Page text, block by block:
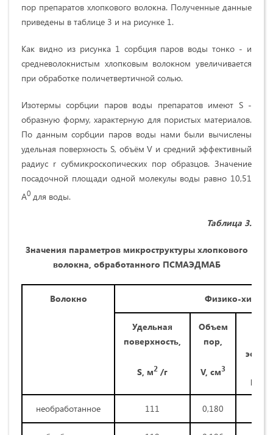
пор препаратов хлопкового волокна. Полученные данные
приведены в таблице 3 и на рисунке 1.
Как видно из рисунка 1 сорбция паров воды тонко - и
средневолокнистым хлопковым волокном увеличивается
при обработке поличетвертичной солью.
Изотермы сорбции паров воды препаратов имеют S -
образную форму, характерную для пористых материалов.
По данным сорбции паров воды нами были вычислены
удельная поверхность S, объём V и средний эффективный
радиус r субмикроскопических пор образцов. Значение
посадочной площади одной молекулы воды равно 10,51
А0 для воды.
Таблица 3.
Значения параметров микроструктуры хлопкового
волокна, обработанного ПСМАЭДМАБ
Волокно Физико-
Удельная
поверхность,
S, м2 /г
Объем
пор,
V, см3
необработанное 111 0,180